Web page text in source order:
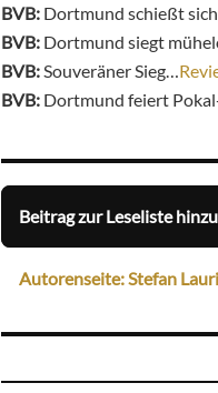
BVB: Dortmund schießt sich
BVB: Dortmund siegt
BVB: Souveräner Sieg…
BVB: Dortmund feiert
Beitrag zur Leseliste
Autorenseite: Stefan